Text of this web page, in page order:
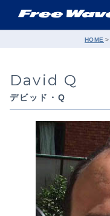
HOME
David Q
デビッド・Q